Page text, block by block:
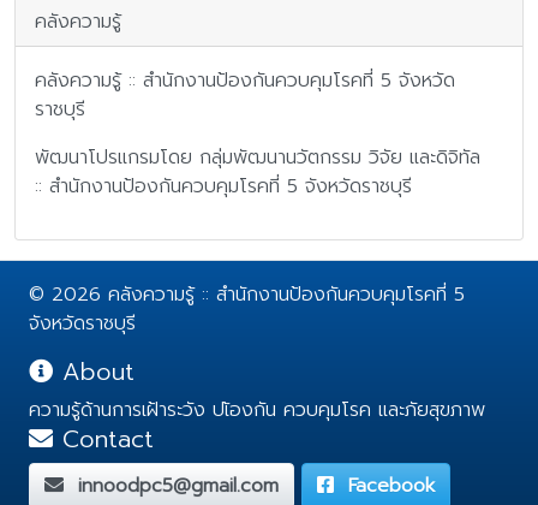
คลังความรู้
คลังความรู้ :: สำนักงานป้องกันควบคุมโรคที่ 5 จังหวัด
ราชบุรี
พัฒนาโปรแกรมโดย กลุ่มพัฒนานวัตกรรม วิจัย และดิจิทัล
:: สำนักงานป้องกันควบคุมโรคที่ 5 จังหวัดราชบุรี
© 2026 คลังความรู้ :: สำนักงานป้องกันควบคุมโรคที่ 5
จังหวัดราชบุรี
About
ความรู้ด้านการเฝ้าระวัง ปเ้องกัน ควบคุมโรค และภัยสุขภาพ
Contact
innoodpc5@gmail.com Facebook